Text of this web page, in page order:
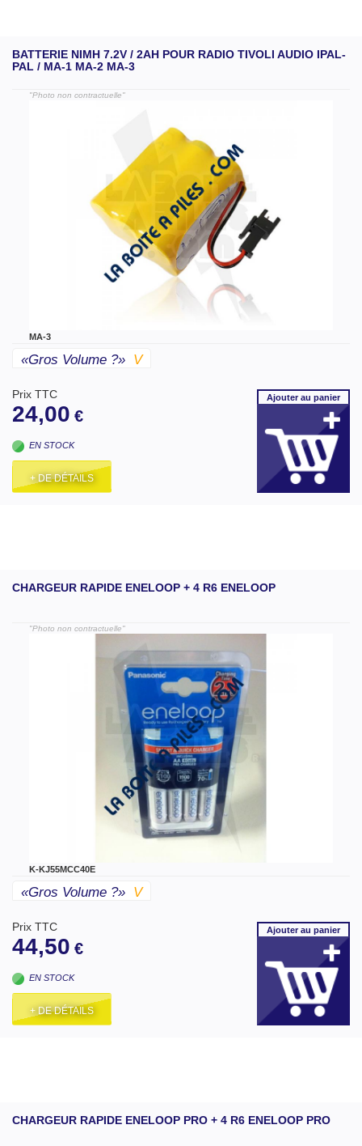
BATTERIE NIMH 7.2V / 2AH POUR RADIO TIVOLI AUDIO IPAL-
PAL / MA-1 MA-2 MA-3
"Photo non contractuelle"
MA-3
«gros Volume ?» V
Prix TTC
24,00 €
EN STOCK
+ DE DÉTAILS
Ajouterau panier
CHARGEUR RAPIDE ENELOOP + 4 R6 ENELOOP
"Photo non contractuelle"
K-KJ55MCC40E
«gros Volume ?» V
Prix TTC
44,50 €
EN STOCK
+ DE DÉTAILS
Ajouterau panier
CHARGEUR RAPIDE ENELOOP PRO + 4 R6 ENELOOP PRO